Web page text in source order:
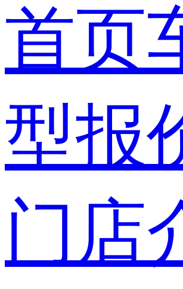
首页
型报
门店